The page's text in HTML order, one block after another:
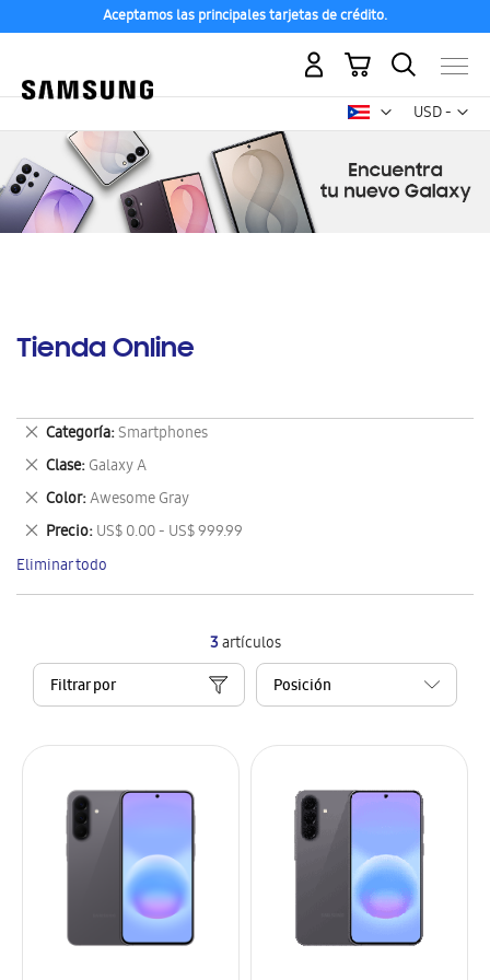
Aceptamos las principales tarjetas de crédito.
USD -
dólar
Mi carrito
Tienda Online
3artículos
Filtrar por
Categoría Smartphones
Eliminar
este
artículo
Clase Galaxy A
Eliminar
este
artículo
Color Awesome Gray
Eliminar
este
artículo
Precio US$ 0.00 - US$ 999.99
Eliminar
este
artículo
Eliminar todo